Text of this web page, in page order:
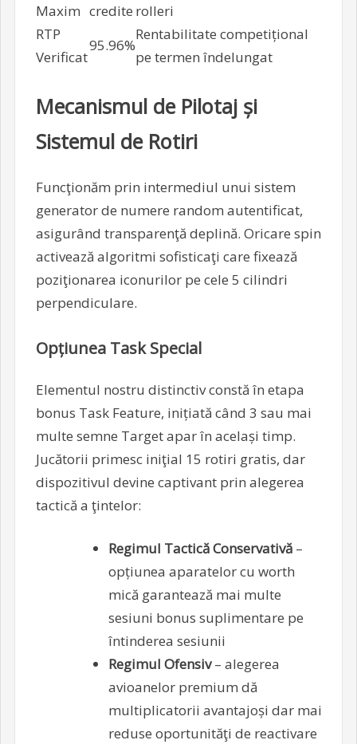
Maxim credite rolleri
RTP
Verificat
95.96%
Rentabilitate competițional
pe termen îndelungat
Mecanismul de Pilotaj și
Sistemul de Rotiri
Funcţionăm prin intermediul unui sistem
generator de numere random autentificat,
asigurând transparenţă deplină. Oricare spin
activează algoritmi sofisticaţi care fixează
poziţionarea iconurilor pe cele 5 cilindri
perpendiculare.
Opțiunea Task Special
Elementul nostru distinctiv constă în etapa
bonus Task Feature, inițiată când 3 sau mai
multe semne Target apar în același timp.
Jucătorii primesc iniţial 15 rotiri gratis, dar
dispozitivul devine captivant prin alegerea
tactică a ţintelor:
Regimul Tactică Conservativă–
opțiunea aparatelor cu worth
mică garantează mai multe
sesiuni bonus suplimentare pe
întinderea sesiunii
Regimul Ofensiv– alegerea
avioanelor premium dă
multiplicatorii avantajoși dar mai
reduse oportunităţi de reactivare